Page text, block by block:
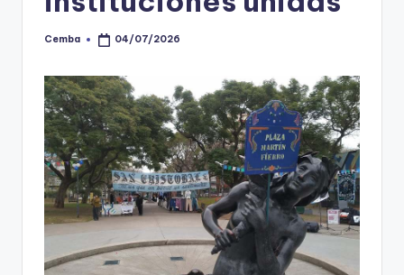
Posted
Cemba 04/07/2026